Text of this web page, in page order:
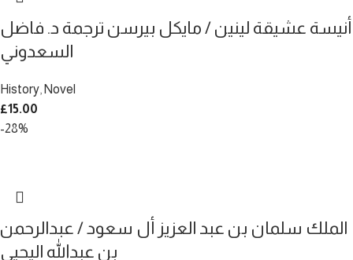
أنيسة عشيقة لينين / مايكل بيرسن ترجمة د. فاضل
السعدوني
History Novel
£15.00
-28%
الملك سلمان بن عبد العزيز أل سعود / عبدالرحمن
بن عبدالله اليحيى